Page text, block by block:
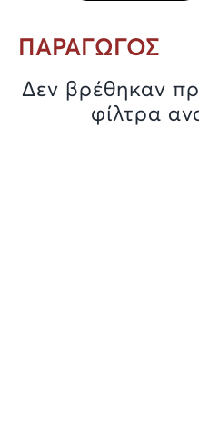
ΠΑΡΑΓΩΓΟΣ
Δεν βρέθηκαν
φίλτρα